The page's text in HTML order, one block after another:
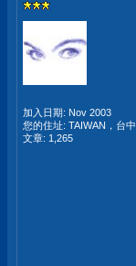
加入日期: Nov 2003
您的住址: TAIWAN，台中
文章: 1,265